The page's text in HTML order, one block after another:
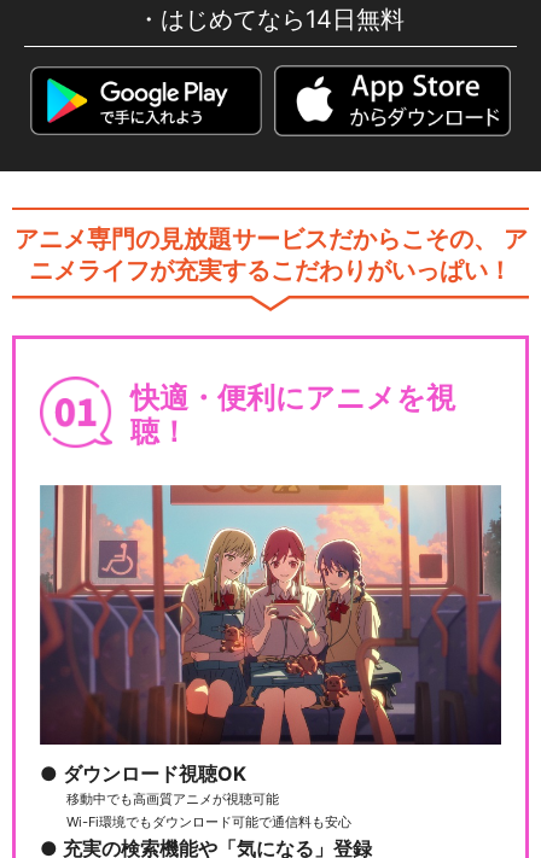
はじめてなら14日無料
アニメ専門の見放題サービスだからこその、
ア
ニメライフが充実するこだわりがいっぱい！
快適・便利にアニメを視
聴！
ダウンロード視聴OK
移動中でも高画質アニメが視聴可能
Wi-Fi環境でもダウンロード可能で通信料も安心
充実の検索機能や「気になる」登録